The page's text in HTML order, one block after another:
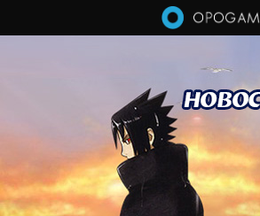
Перейти к основному содержанию